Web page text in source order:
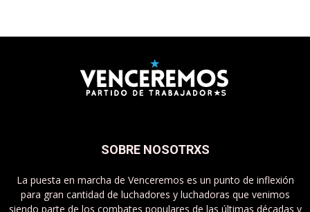
SOBRE NOSOTRXS
La puesta en marcha de Venceremos es un punto de inflexión
para gran cantidad de luchadores y luchadoras que venimos
siendo parte de los combates populares de las últimas décadas y